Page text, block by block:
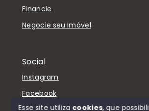
Financie
Negocie seu Imóvel
Social
Instagram
Facebook
Esse site utiliza cookies, que